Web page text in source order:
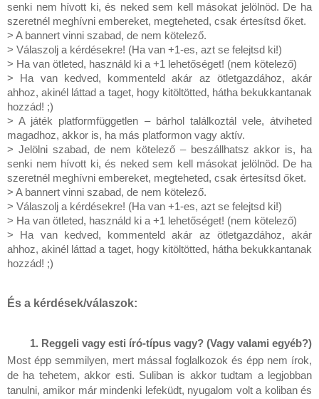
senki nem hívott ki, és neked sem kell másokat jelölnöd. De ha
szeretnél meghívni embereket, megteheted, csak értesítsd őket.
> A bannert vinni szabad, de nem kötelező.
> Válaszolj a kérdésekre! (Ha van +1-es, azt se felejtsd ki!)
> Ha van ötleted, használd ki a +1 lehetőséget! (nem kötelező)
> Ha van kedved, kommenteld akár az ötletgazdához, akár
ahhoz, akinél láttad a taget, hogy kitöltötted, hátha bekukkantanak
hozzád! ;)
> A játék platformfüggetlen – bárhol találkoztál vele, átviheted
magadhoz, akkor is, ha más platformon vagy aktív.
> Jelölni szabad, de nem kötelező – beszállhatsz akkor is, ha
senki nem hívott ki, és neked sem kell másokat jelölnöd. De ha
szeretnél meghívni embereket, megteheted, csak értesítsd őket.
> A bannert vinni szabad, de nem kötelező.
> Válaszolj a kérdésekre! (Ha van +1-es, azt se felejtsd ki!)
> Ha van ötleted, használd ki a +1 lehetőséget! (nem kötelező)
> Ha van kedved, kommenteld akár az ötletgazdához, akár
ahhoz, akinél láttad a taget, hogy kitöltötted, hátha bekukkantanak
hozzád! ;)
És a kérdések/válaszok:
Reggeli vagy esti író-típus vagy? (Vagy valami egyéb?)
Most épp semmilyen, mert mással foglalkozok és épp nem írok,
de ha tehetem, akkor esti. Suliban is akkor tudtam a legjobban
tanulni, amikor már mindenki lefeküdt, nyugalom volt a koliban és